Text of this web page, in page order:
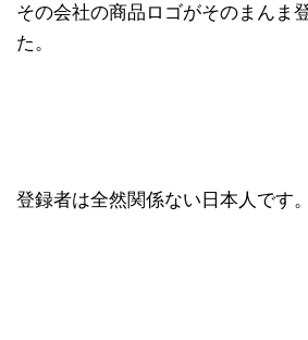
その会社の商品ロゴがそのまんま
た。
登録者は全然関係ない日本人です。